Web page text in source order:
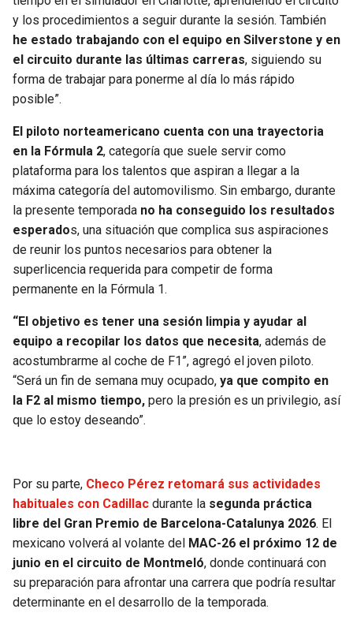
y los procedimientos a seguir durante la sesión. También
he estado trabajando con el equipo en Silverstone y en
el circuito durante las últimas carreras, siguiendo su
forma de trabajar para ponerme al día lo más rápido
posible”.
El piloto norteamericano cuenta con una trayectoria
en la Fórmula 2, categoría que suele servir como
plataforma para los talentos que aspiran a llegar a la
máxima categoría del automovilismo. Sin embargo, durante
la presente temporada no ha conseguido los resultados
esperados, una situación que complica sus aspiraciones
de reunir los puntos necesarios para obtener la
superlicencia requerida para competir de forma
permanente en la Fórmula 1.
“El objetivo es tener una sesión limpia y ayudar al
equipo a recopilar los datos que necesita, además de
acostumbrarme al coche de F1”, agregó el joven piloto.
“Será un fin de semana muy ocupado, ya que compito en
la F2 al mismo tiempo, pero la presión es un privilegio, así
que lo estoy deseando”.
Por su parte, Checo Pérez retomará sus actividades
habituales con Cadillac durante la segunda práctica
libre del Gran Premio de Barcelona-Catalunya 2026. El
mexicano volverá al volante del MAC-26 el próximo 12 de
junio en el circuito de Montmeló, donde continuará con
su preparación para afrontar una carrera que podría resultar
determinante en el desarrollo de la temporada.